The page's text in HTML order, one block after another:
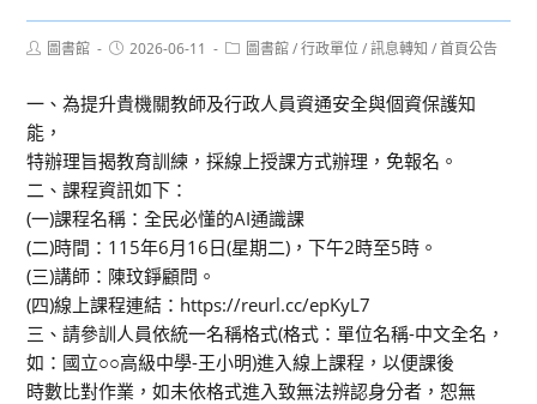
Post圖書館
Post2026-06-11
Post圖書館 / 行政單位 / 訊息轉知 / 首頁公告
一、為提升貴機關教師及行政人員資通安全與個資保護知
能，
特辦理旨揭教育訓練，採線上授課方式辦理，免報名。
二、課程資訊如下：
(一)課程名稱：全民必懂的AI通識課
(二)時間：115年6月16日(星期二)，下午2時至5時。
(三)講師：陳玟錚顧問。
(四)線上課程連結：https://reurl.cc/epKyL7
三、請參訓人員依統一名稱格式(格式：單位名稱-中文全名，
如：國立○○高級中學-王小明)進入線上課程，以便課後
時數比對作業，如未依格式進入致無法辨認身分者，恕無